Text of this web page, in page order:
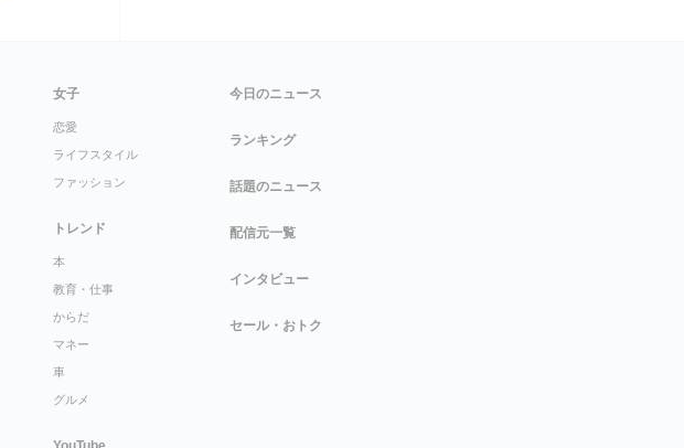
女子
恋愛
ライフスタイル
ファッション
トレンド
本
教育・仕事
からだ
マネー
車
グルメ
今日のニュース
ランキング
話題のニュース
配信元一覧
インタビュー
セール・おトク